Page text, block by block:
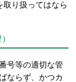
取り扱ってはなら
号等の適切な管
ならず、かつカ